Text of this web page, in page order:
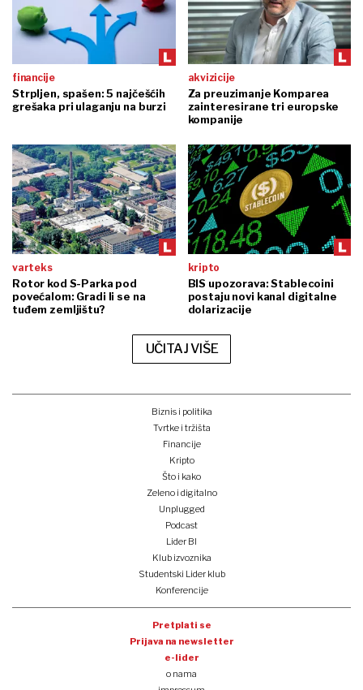
financije
Strpljen, spašen: 5 najčešćih
grešaka pri ulaganju na burzi
akvizicije
Za preuzimanje Komparea
zainteresirane tri europske
kompanije
varteks
Rotor kod S-Parka pod
povećalom: Gradi li se na
tuđem zemljištu?
kripto
BIS upozorava: Stablecoini
postaju novi kanal digitalne
dolarizacije
UČITAJ VIŠE
Biznis i politika
Tvrtke i tržišta
Financije
Kripto
Što i kako
Zeleno i digitalno
Unplugged
Podcast
Lider BI
Klub izvoznika
Studentski Lider klub
Konferencije
Pretplati se
Prijava na newsletter
e-lider
o nama